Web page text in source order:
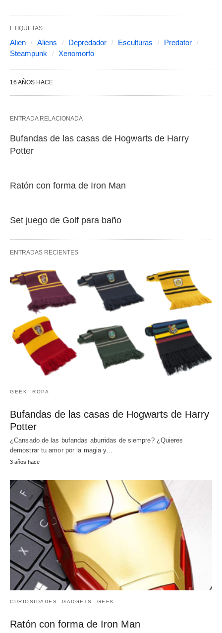
ETIQUETAS:
Alien Aliens Depredador Esculturas
Predator
Steampunk
Xenomorfo
16 AÑOS HACE
ENTRADA RELACIONADA
Bufandas de las casas de Hogwarts de Harry
Potter
Ratón con forma de Iron Man
Set juego de Golf para baño
ENTRADAS RECIENTES
GEEK ROPA
Bufandas de las casas de Hogwarts de Harry
Potter
¿Cansado de las bufandas aburridas de siempre? ¿Quieres
demostrar tu amor por la magia y…
3 años hace
CURIOSIDADES GADGETS GEEK
Ratón con forma de Iron Man